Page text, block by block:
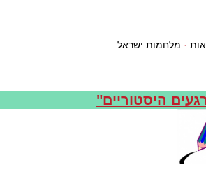
· מלחמות ישראל
היסטוריים"